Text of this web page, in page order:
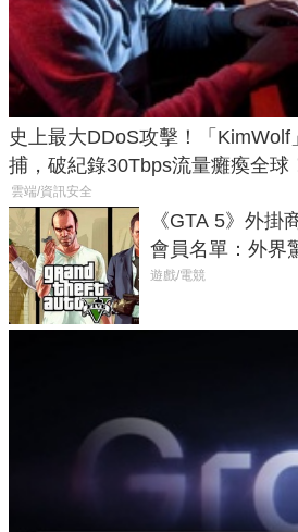
史上最大DDoS攻擊！「KimWolf
捕，破紀錄30Tbps流量癱瘓全球
雲端/資訊安全
《GTA 5》外掛
會員名單：外界
在開掛！」
遊戲/電競